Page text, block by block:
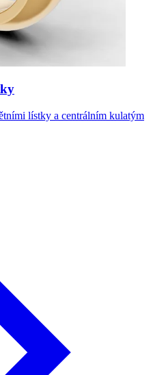
lístky a centrálním kulatým